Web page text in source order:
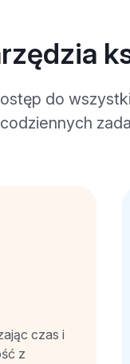
do
czas i
z